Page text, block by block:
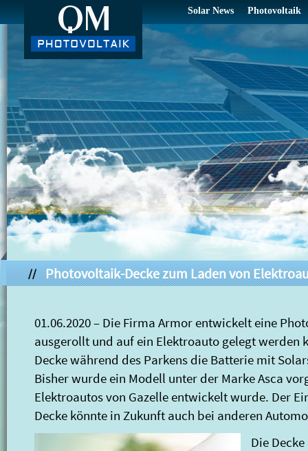
Solar News Photovoltaik
// Photovoltaik-Decke zum Laden von
01.06.2020 – Die Firma Armor entwickelt eine
ausgerollt und auf ein Elektroauto gelegt werden
Decke während des Parkens die Batterie mit
Bisher wurde ein Modell unter der Marke Asca
Elektroautos von Gazelle entwickelt wurde. Der
Decke könnte in Zukunft auch bei anderen
Die